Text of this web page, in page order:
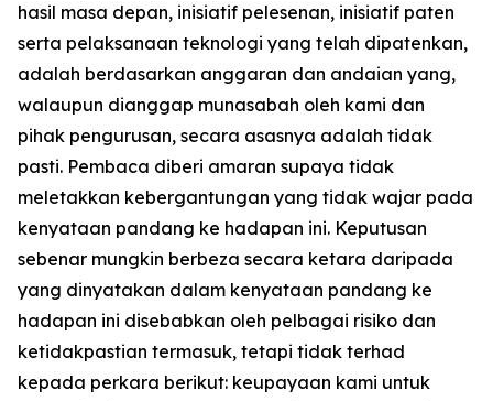
hasil masa depan, inisiatif pelesenan, inisiatif paten
serta pelaksanaan teknologi yang telah dipatenkan,
adalah berdasarkan anggaran dan andaian yang,
walaupun dianggap munasabah oleh kami dan
pihak pengurusan, secara asasnya adalah tidak
pasti. Pembaca diberi amaran supaya tidak
meletakkan kebergantungan yang tidak wajar pada
kenyataan pandang ke hadapan ini. Keputusan
sebenar mungkin berbeza secara ketara daripada
yang dinyatakan dalam kenyataan pandang ke
hadapan ini disebabkan oleh pelbagai risiko dan
ketidakpastian termasuk, tetapi tidak terhad
kepada perkara berikut: keupayaan kami untuk